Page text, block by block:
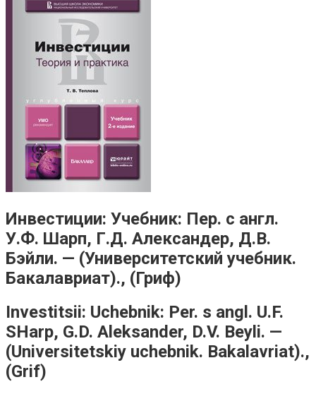
Инвестиции: Учебник: Пер. с англ.
У.Ф. Шарп, Г.Д. Александер, Д.В.
Бэйли. — (Университетский учебник.
Бакалавриат)., (Гриф)
Investitsii: Uchebnik: Per. s angl. U.F.
SHarp, G.D. Aleksander, D.V. Beyli. —
(Universitetskiy uchebnik. Bakalavriat).,
(Grif)